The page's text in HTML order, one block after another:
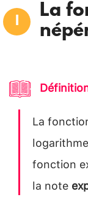
La
La
fonction
la note